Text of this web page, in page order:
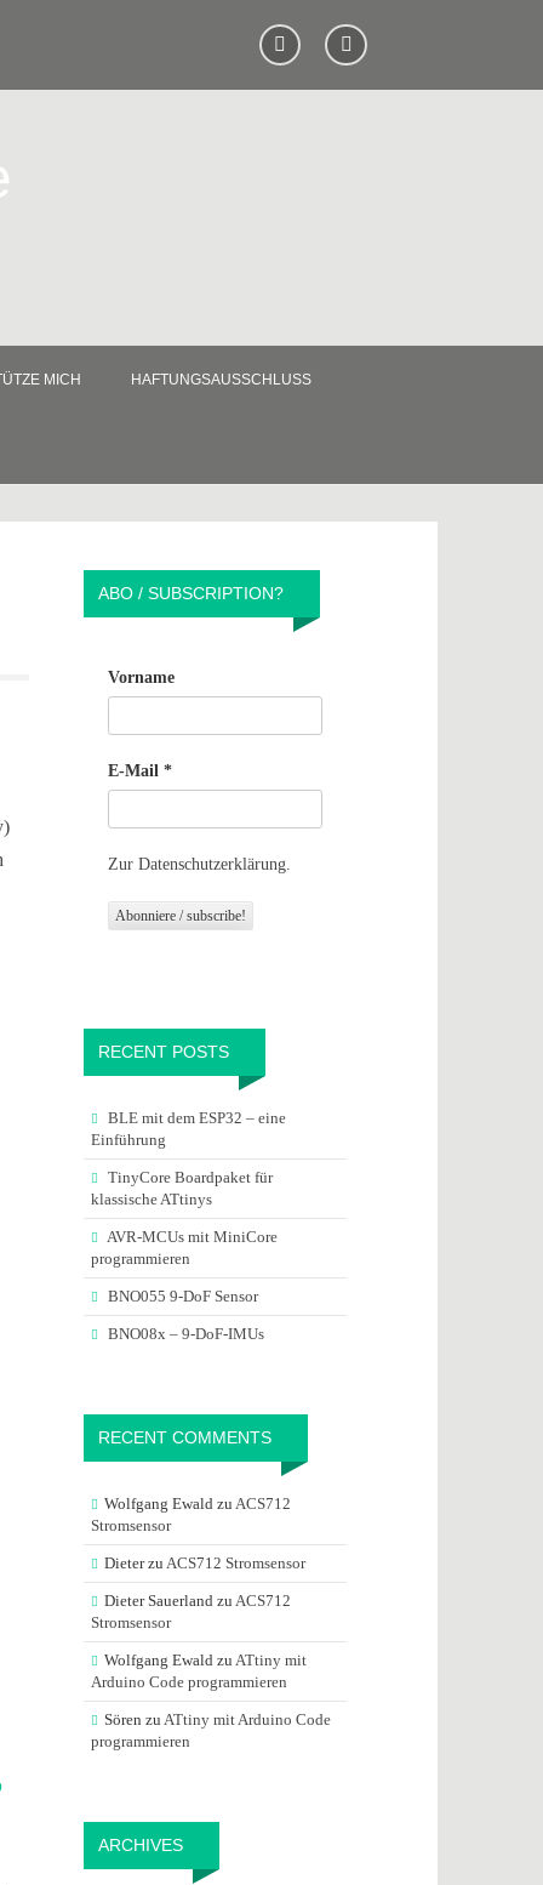
MICH HAFTUNGSAUSSCHLUSS
ABO / SUBSCRIPTION?
Vorname
E-Mail *
Zur Datenschutzerklärung.
RECENT POSTS
BLE mit dem ESP32 – eine
Einführung
TinyCore Boardpaket für
klassische ATtinys
AVR-MCUs mit MiniCore
programmieren
BNO055 9-DoF Sensor
BNO08x – 9-DoF-IMUs
RECENT COMMENTS
Wolfgang Ewaldzu ACS712
Stromsensor
Dieterzu ACS712 Stromsensor
Dieter Sauerlandzu ACS712
Stromsensor
Wolfgang Ewaldzu ATtiny mit
Arduino Code programmieren
Sören zu ATtiny mit Arduino Code
programmieren
ARCHIVES